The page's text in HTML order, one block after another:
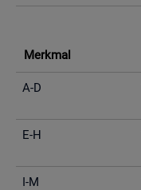
Merk­mal
A-D
E-H
I-M